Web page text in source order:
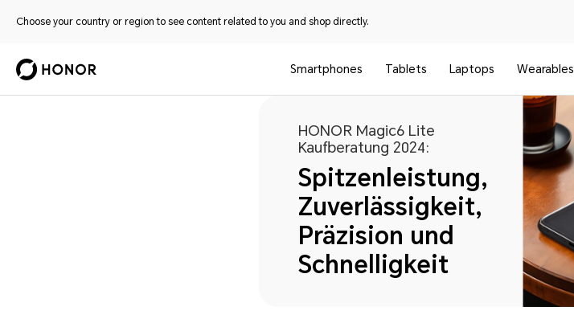
Choose your country or region to see content related to you and shop directly.
Smartphones Tablets Laptops Wearables
HONOR Magic6 Lite
Kaufberatung 2024:
Spitzenleistung,
Zuverlässigkeit,
Präzision und
Schnelligkeit